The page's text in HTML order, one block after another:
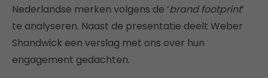
Nederlandse merken volgens de ‘brand footprint’
te analyseren. Naast de presentatie deelt Weber
Shandwick een verslag met ons over hun
engagement gedachten.